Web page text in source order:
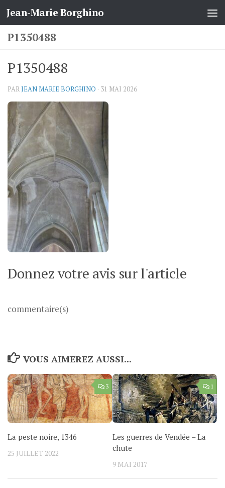
Skip to content
Jean-Marie Borghino
P1350488
P1350488
PARJEAN MARIE BORGHINO · 31 MAI 2026
Donnez votre avis sur l'article
commentaire(s)
VOUS AIMEREZ AUSSI...
3
La peste noire, 1346
25 JUILLET 2022
1
Les guerres de Vendée – La
chute
9 MAI 2017